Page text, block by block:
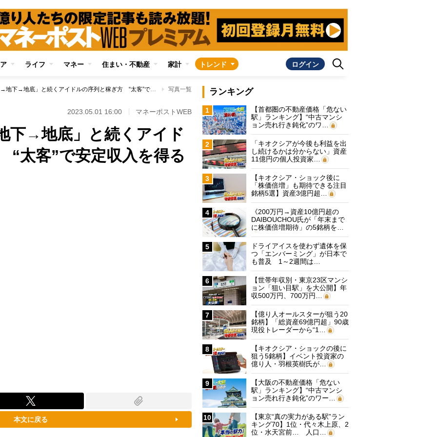
ライフ マネー 住まい・不動産 家計 トレンド ログイン
「地上→半地下→地下→地底」と続くアイドルの序列と稼ぎ方 “太客”で安定収入を得る地下アイドルも 写真一覧
2023.05.01 16:00 マネーポストWEB
下→地底」と続くアイド
太客”で安定収入を得る
本文に戻る
ランキング
1
【首都圏の不動産価格「危ない
駅」ランキング】“中古マンシ
ョン売れ行き鈍化”のワ…
2
「キオクシアが今後も利益を出
し続けるかは分からない」資産
11億円の個人投資家…
3
【キオクシア・ショック後に
「株価倍増」も期待できる注目
銘柄5選】資産3億円超…
4
《200万円→資産10億円超の
DAIBOUCHOU氏が「年末まで
に株価倍増期待」の5銘柄を…
5
ドライアイスを使わず遺体を保
つ「エンバーミング」が日本で
も普及 1～2週間は…
6
【世帯年収別・東京23区マンシ
ョン「狙い目駅」を大公開】年
収500万円、700万円…
7
【億り人オールスターが狙う20
銘柄】「総資産69億円超」90歳
現役トレーダーから“1…
8
【キオクシア・ショックの後に
狙う5銘柄】イベント投資家の
億り人・羽根英樹氏が…
9
【大阪の不動産価格「危ない
駅」ランキング】“中古マンシ
ョン売れ行き鈍化”のワー…
10
【東京“真の実力がある駅”ラン
キング70】1位・代々木上原、2
位・水天宮前… 人口…